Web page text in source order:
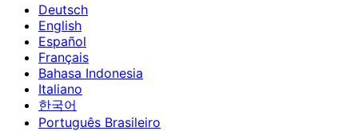
Deutsch
English
Español
Français
Bahasa Indonesia
Italiano
한국어
Português Brasileiro